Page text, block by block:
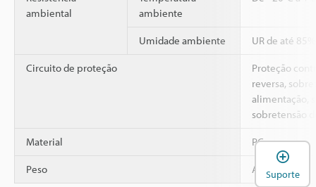
ambiental
ambiente
Umidade ambiente UR de até
Circuito de proteção
Proteção
reversa,
alimentação,
sobretensão
Material PC
Peso Aprox. 90 g
Suporte